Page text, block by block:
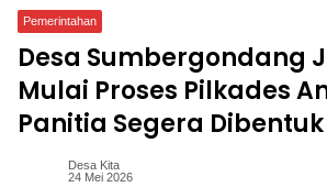
Pemerintahan
Desa Sumbergondang
Mulai Proses Pilkades
Panitia Segera Dibentuk
Desa Kita
24 Mei 2026